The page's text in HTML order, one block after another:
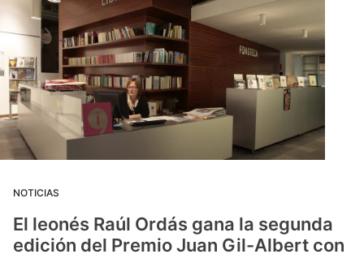
NOTICIAS
El leonés Raúl Ordás gana la segunda
edición del Premio Juan Gil-Albert con